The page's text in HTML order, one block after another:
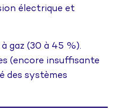
électrique et
gaz (30 à 45 %).
(encore insuffisante
des systèmes